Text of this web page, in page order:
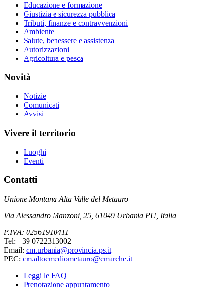
Educazione e formazione
Giustizia e sicurezza pubblica
Tributi, finanze e contravvenzioni
Ambiente
Salute, benessere e assistenza
Autorizzazioni
Agricoltura e pesca
Novità
Notizie
Comunicati
Avvisi
Vivere il territorio
Luoghi
Eventi
Contatti
Unione Montana Alta Valle del Metauro
Via Alessandro Manzoni, 25, 61049 Urbania PU, Italia
P.IVA: 02561910411
Tel: +39 0722313002
Email: cm.urbania@provincia.ps.it
PEC: cm.altoemediometauro@emarche.it
Leggi le FAQ
Prenotazione appuntamento